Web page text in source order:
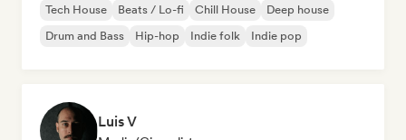
Tech House Beats / Lo-fi Chill House
Deep house
Drum and Bass
Hip-hop Indie folk Indie pop
Luis V